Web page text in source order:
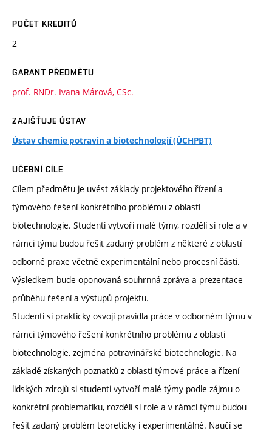
POČET KREDITŮ
2
GARANT PŘEDMĚTU
prof. RNDr. Ivana Márová, CSc.
ZAJIŠŤUJE ÚSTAV
Ústav chemie potravin a biotechnologií (ÚCHPBT)
UČEBNÍ CÍLE
Cílem předmětu je uvést základy projektového řízení a
týmového řešení konkrétního problému z oblasti
biotechnologie. Studenti vytvoří malé týmy, rozdělí si role a v
rámci týmu budou řešit zadaný problém z některé z oblastí
odborné praxe včetně experimentální nebo procesní části.
Výsledkem bude oponovaná souhrnná zpráva a prezentace
průběhu řešení a výstupů projektu.
Studenti si prakticky osvojí pravidla práce v odborném týmu v
rámci týmového řešení konkrétního problému z oblasti
biotechnologie, zejména potravinářské biotechnologie. Na
základě získaných poznatků z oblasti týmové práce a řízení
lidských zdrojů si studenti vytvoří malé týmy podle zájmu o
konkrétní problematiku, rozdělí si role a v rámci týmu budou
řešit zadaný problém teoreticky i experimentálně. Naučí se